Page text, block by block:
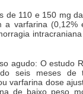
de 110 e 150 mg
a varfarina
agudo: O estudo
seis meses de
varfarina dose
de baixo peso